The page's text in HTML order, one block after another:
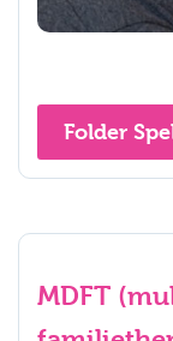
Folder
MDFT